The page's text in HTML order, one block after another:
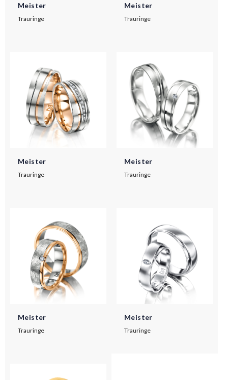
Meister
Trauringe
Meister
Trauringe
Meister
Trauringe
Meister
Trauringe
Meister
Trauringe
Meister
Trauringe